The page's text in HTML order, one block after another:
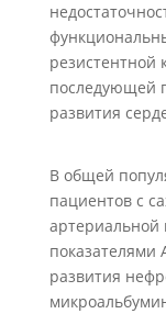
резистентной
последующей
развития
В общей
пациентов с
артериальной
показателями
развития